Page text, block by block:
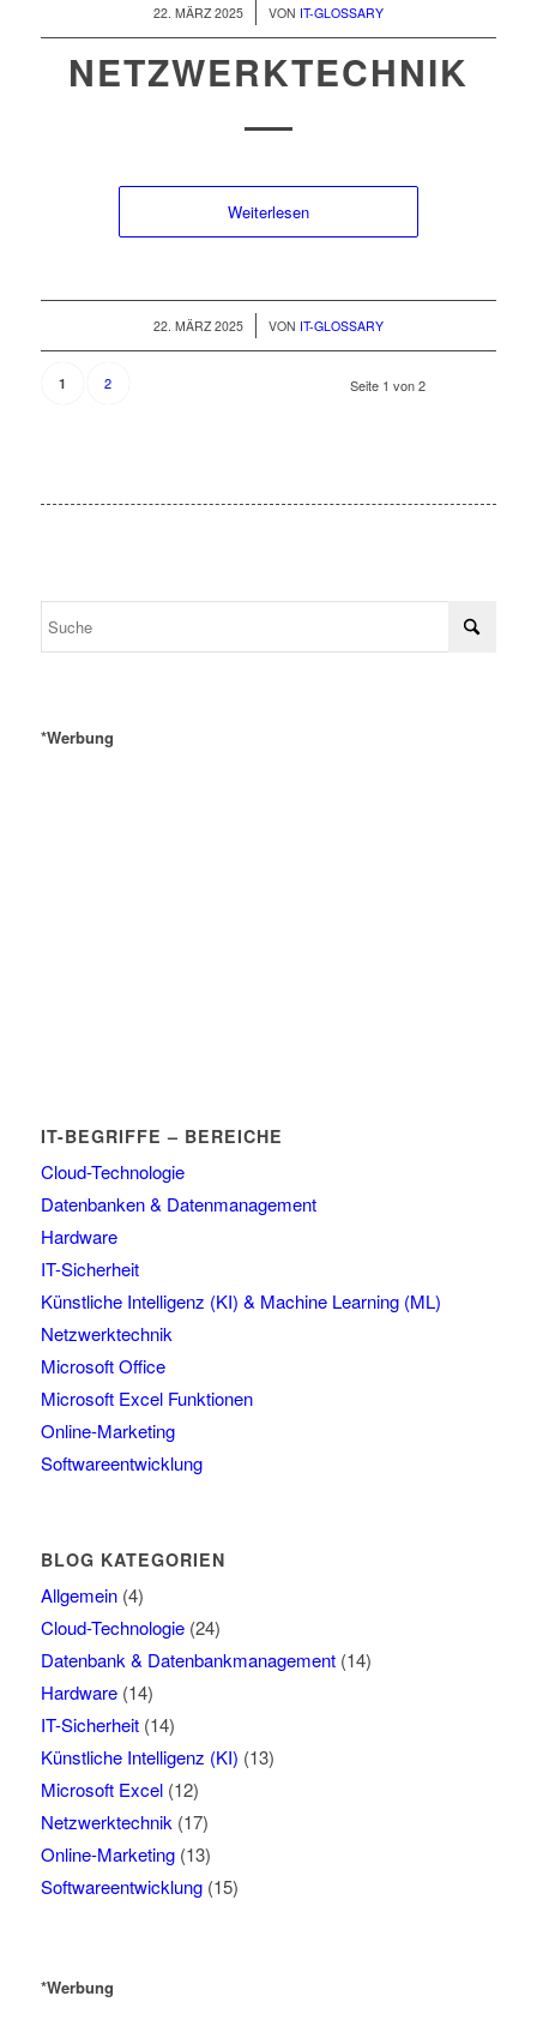
22. MÄRZ 2025
/ VON IT-GLOSSARY
NETZWERKTECHNIK
Weiterlesen
22. MÄRZ 2025
/ VON IT-GLOSSARY
Seite 1 von 2
1 2
*Werbung
IT-BEGRIFFE – BEREICHE
Cloud-Technologie
Datenbanken & Datenmanagement
Hardware
IT-Sicherheit
Künstliche Intelligenz (KI) & Machine Learning (ML)
Netzwerktechnik
Microsoft Office
Microsoft Excel Funktionen
Online-Marketing
Softwareentwicklung
BLOG KATEGORIEN
Allgemein(4)
Cloud-Technologie(24)
Datenbank & Datenbankmanagement(14)
Hardware(14)
IT-Sicherheit(14)
Künstliche Intelligenz (KI) (13)
Microsoft Excel(12)
Netzwerktechnik (17)
Online-Marketing(13)
Softwareentwicklung(15)
*Werbung